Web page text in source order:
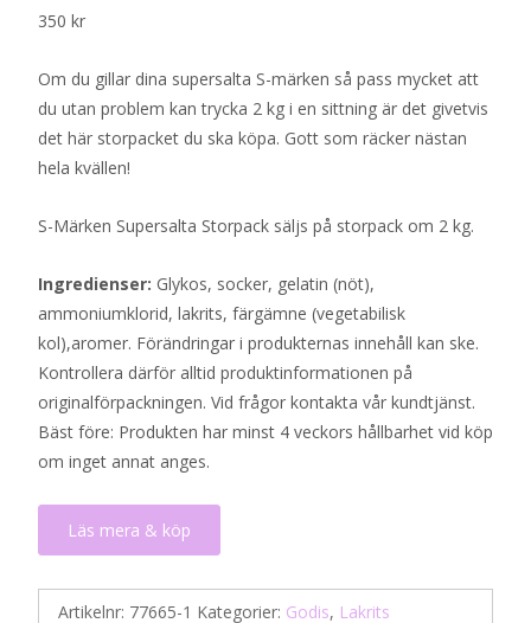
350 kr
Om du gillar dina supersalta S-märken så pass mycket att
du utan problem kan trycka 2 kg i en sittning är det givetvis
det här storpacket du ska köpa. Gott som räcker nästan
hela kvällen!
S-Märken Supersalta Storpack säljs på storpack om 2 kg.
Ingredienser: Glykos, socker, gelatin (nöt),
ammoniumklorid, lakrits, färgämne (vegetabilisk
kol),aromer. Förändringar i produkternas innehåll kan ske.
Kontrollera därför alltid produktinformationen på
originalförpackningen. Vid frågor kontakta vår kundtjänst.
Bäst före: Produkten har minst 4 veckors hållbarhet vid köp
om inget annat anges.
Läs mera & köp
Artikelnr: 77665-1 Kategorier: Godis, Lakrits